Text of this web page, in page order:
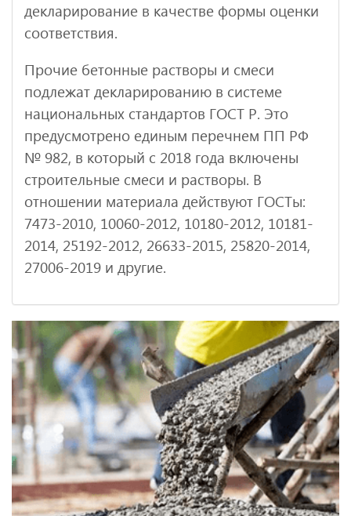
декларирование в качестве формы оценки
соответствия.
Прочие бетонные растворы и смеси
подлежат декларированию в системе
национальных стандартов ГОСТ Р. Это
предусмотрено единым перечнем ПП РФ
№ 982, в который с 2018 года включены
строительные смеси и растворы. В
отношении материала действуют ГОСТы:
7473-2010, 10060-2012, 10180-2012, 10181-
2014, 25192-2012, 26633-2015, 25820-2014,
27006-2019 и другие.